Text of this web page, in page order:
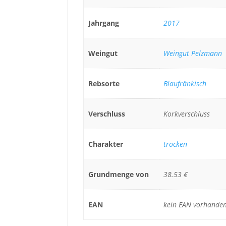
Jahrgang 2017
Weingut Weingut Pelzmann
Rebsorte Blaufränkisch
Verschluss Korkverschluss
Charakter trocken
Grundmenge von 38.53 €
EAN kein EAN